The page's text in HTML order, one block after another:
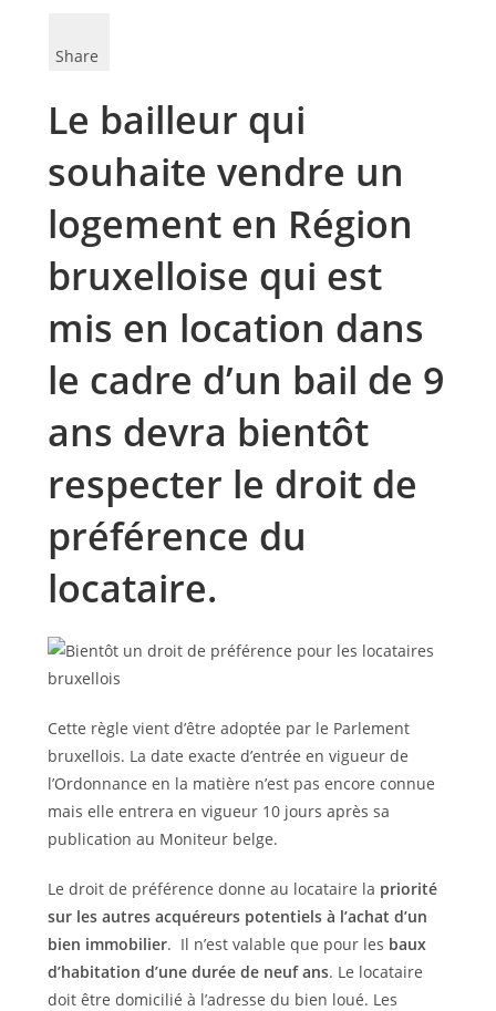
Share
Le bailleur qui
souhaite vendre un
logement en Région
bruxelloise qui est
mis en location dans
le cadre d’un bail de 9
ans devra bientôt
respecter le droit de
préférence du
locataire.
Cette règle vient d’être adoptée par le Parlement
bruxellois. La date exacte d’entrée en vigueur de
l’Ordonnance en la matière n’est pas encore connue
mais elle entrera en vigueur 10 jours après sa
publication au Moniteur belge.
Le droit de préférence donne au locataire la priorité
sur les autres acquéreurs potentiels à l’achat d’un
bien immobilier. Il n’est valable que pour les baux
d’habitation d’une durée de neuf ans. Le locataire
doit être domicilié à l’adresse du bien loué. Les